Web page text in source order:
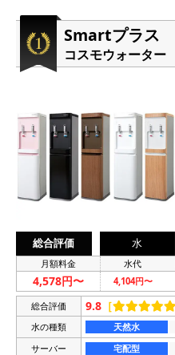
Smartプラス
コスモウォーター
総合評価 水
月額料金 水代
4,578円〜 4,104円〜
総合評価 9.8 ［
水の種類 天然水
サーバー
宅配型